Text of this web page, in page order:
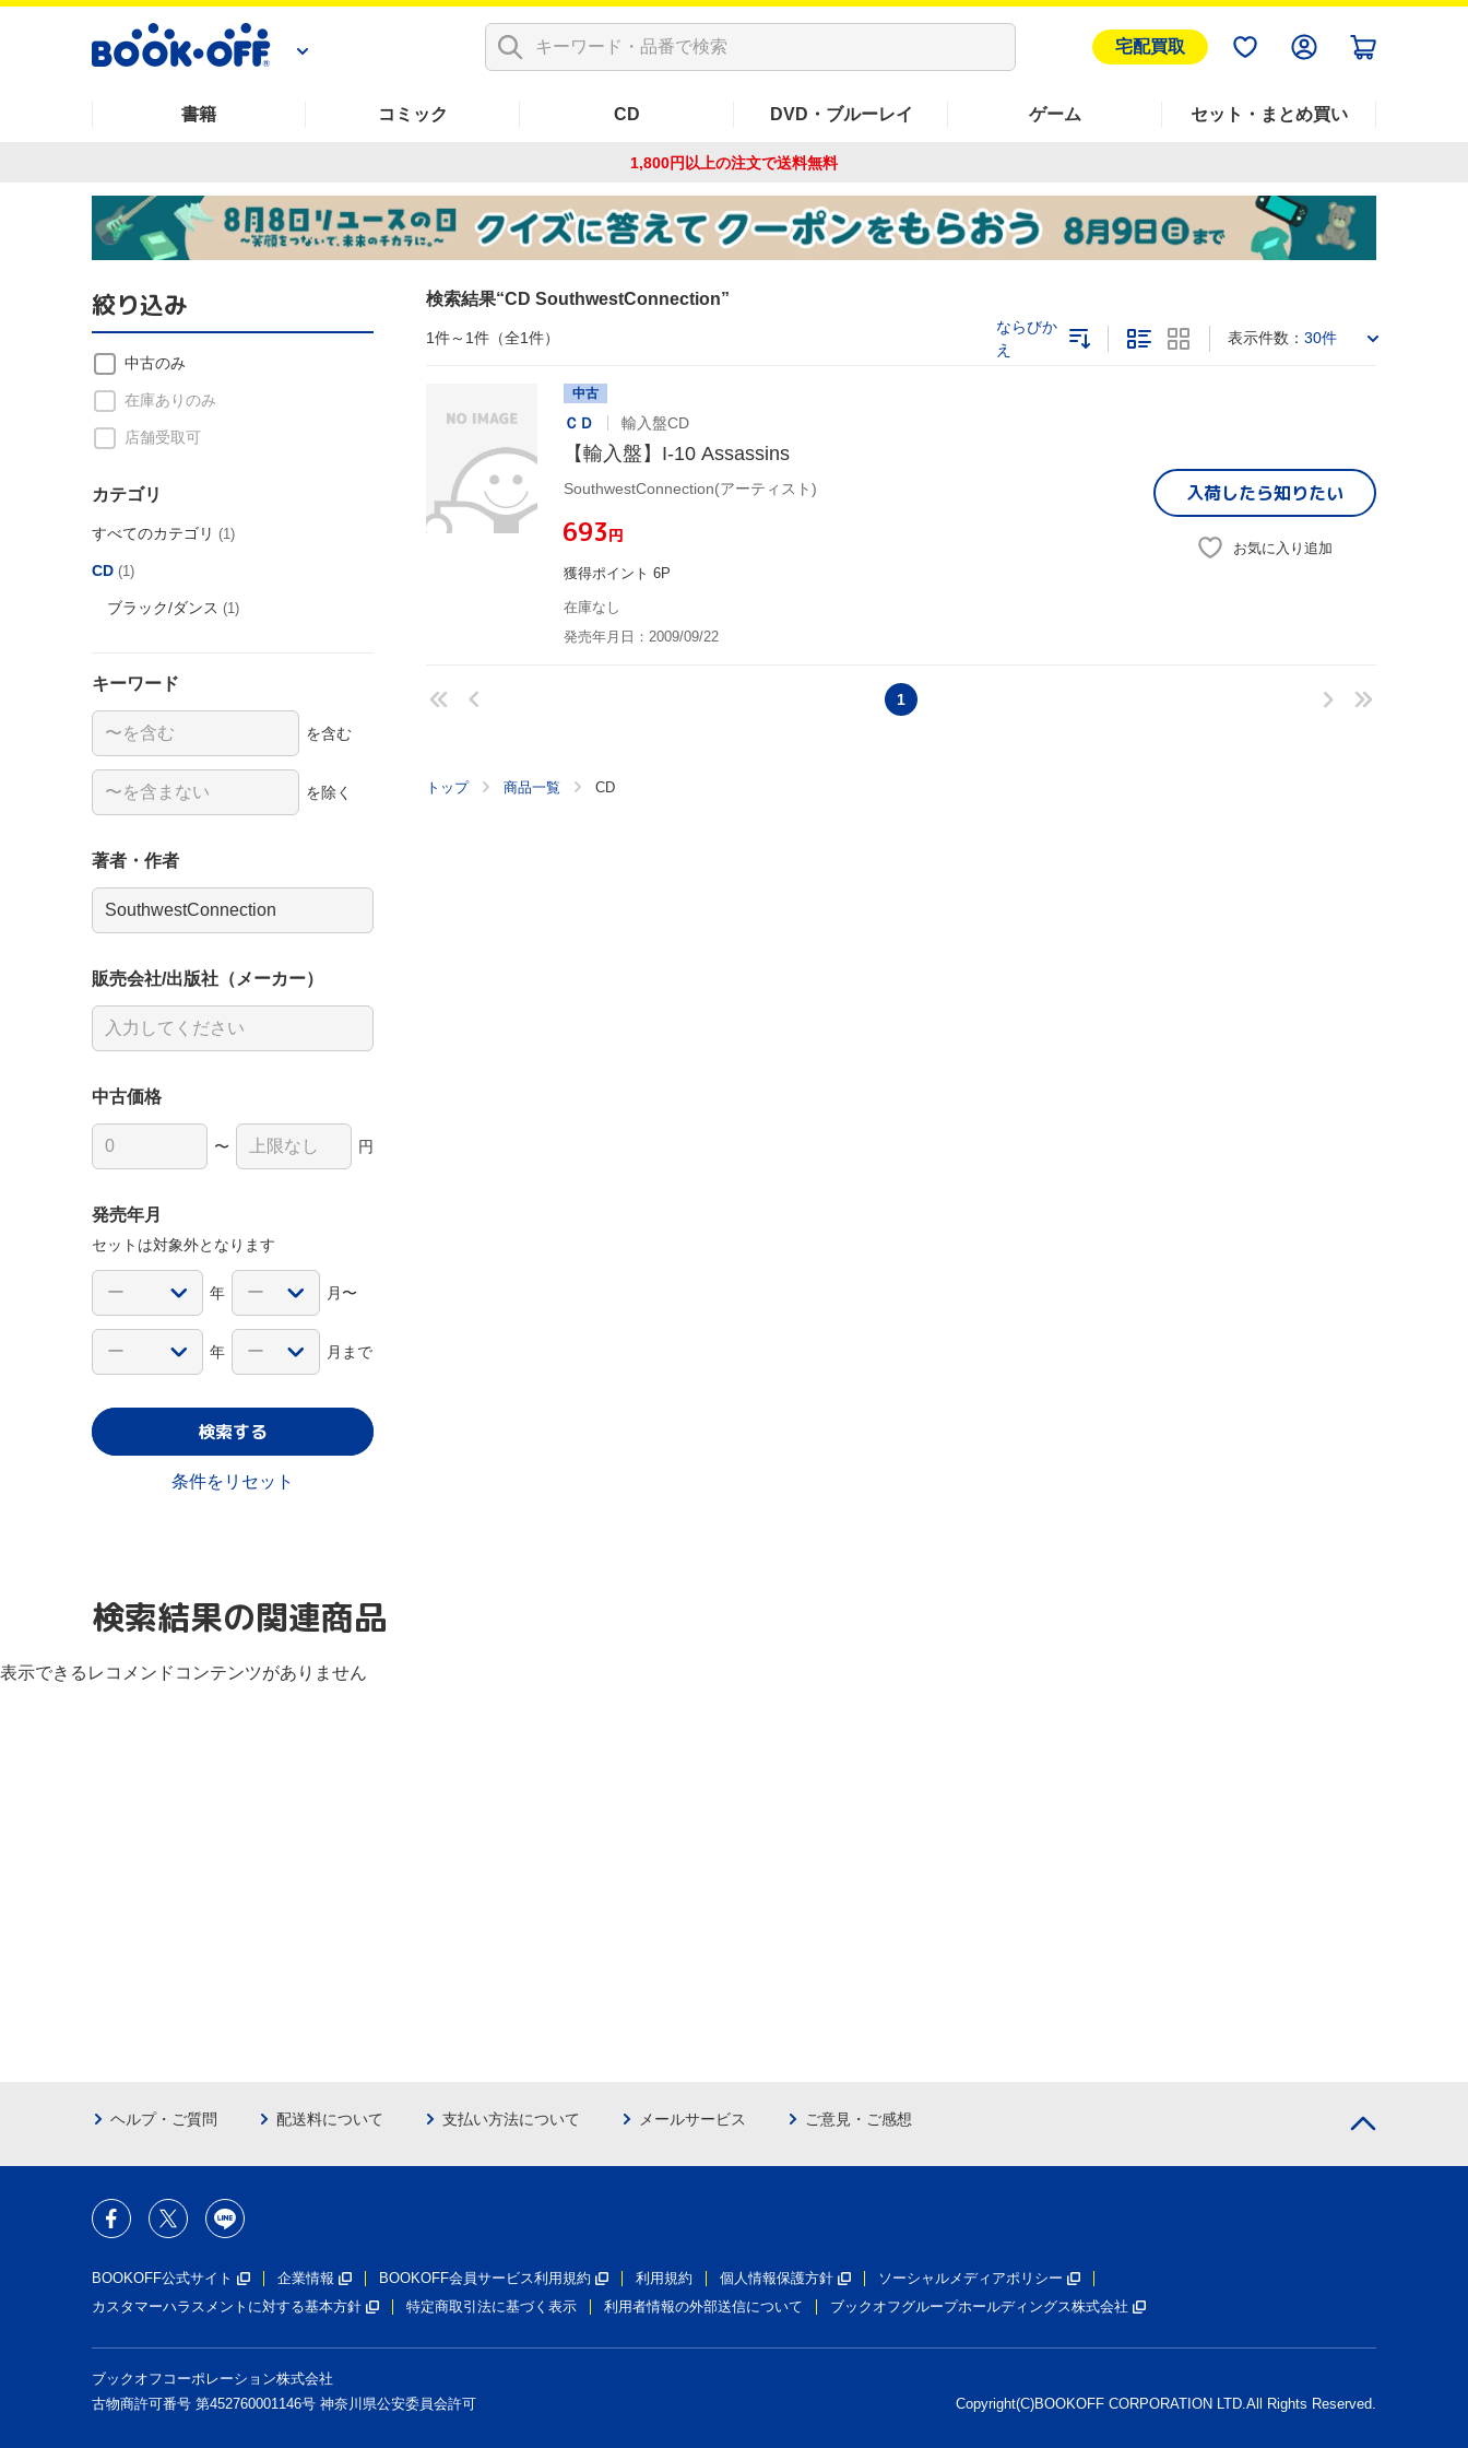
宅配買取
書籍 コミック CD DVD・ブルーレイ ゲーム セット・まとめ買い
1,800円以上の注文で送料無料
検索結果 CD SouthwestConnection
1件～1件（全1件）
ならびか
え
表示件数： 30件
中古
ＣＤ 輸入盤CD
【輸入盤】I-10 Assassins
SouthwestConnection(アーティスト)
¥693円
獲得ポイント 6P
在庫なし
発売年月日：2009/09/22
入荷したら知りたい
お気に入り追加
1
トップ 商品一覧 CD
絞り込み
中古のみ
在庫ありのみ
店舗受取可
カテゴリ
すべてのカテゴリ (1)
CD (1)
ブラック/ダンス (1)
キーワード
を含む
を除く
著者・作者
販売会社/出版社（メーカー）
中古価格
〜 円
発売年月
セットは対象外となります
年 月〜
年 月まで
検索する
条件をリセット
検索結果の関連商品
表示できるレコメンドコンテンツがありません
ヘルプ・ご質問 配送料について 支払い方法について メールサービス ご意見・ご感想
BOOKOFF公式サイト 企業情報 BOOKOFF会員サービス利用規約 利用規約 個人情報保護方針
ソーシャルメディアポリシー
カスタマーハラスメントに対する基本方針
特定商取引法に基づく表示 利用者情報の外部送信について ブックオフグループホールディングス株式会社
ブックオフコーポレーション株式会社
古物商許可番号 第452760001146号 神奈川県公安委員会許可
Copyright(C)BOOKOFF CORPORATION LTD.All Rights Reserved.